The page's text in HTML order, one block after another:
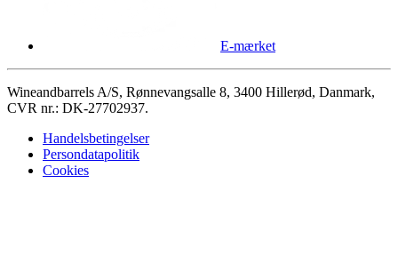
E-mærket
Wineandbarrels A/S, Rønnevangsalle 8, 3400 Hillerød, Danmark,
CVR nr.: DK-27702937.
Handelsbetingelser
Persondatapolitik
Cookies